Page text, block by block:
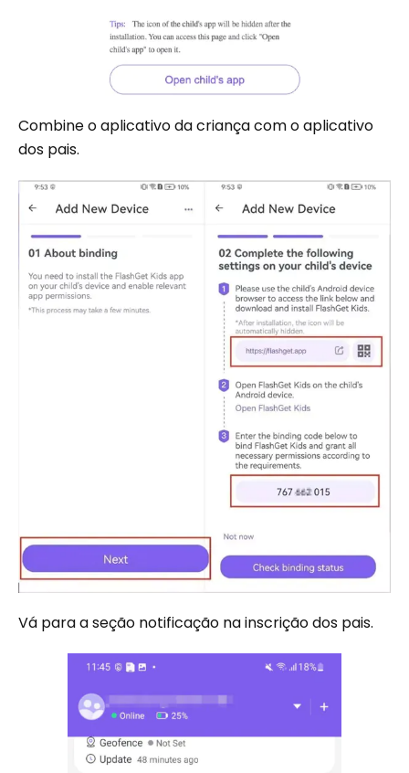
Combine o aplicativo da criança com o aplicativo
dos pais.
Vá para a seção notificação na inscrição dos pais.